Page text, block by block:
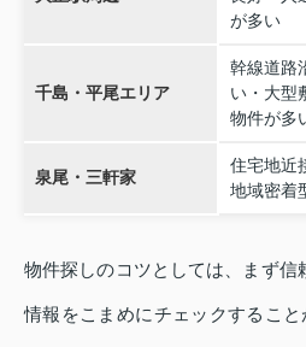
が多い
千島・平尾エリア
幹線道路
い・大型
物件が多
泉尾・三軒家
住宅地近
地域密着
物件探しのコツとしては、まず信
情報をこまめにチェックするこ